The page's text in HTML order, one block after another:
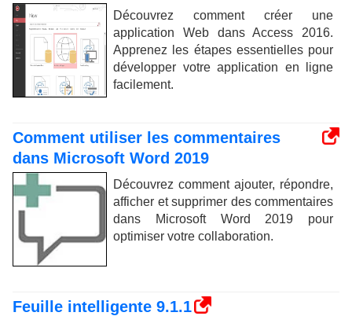
Découvrez comment créer une
application Web dans Access 2016.
Apprenez les étapes essentielles pour
développer votre application en ligne
facilement.
Comment utiliser les commentaires
dans Microsoft Word 2019
Découvrez comment ajouter, répondre,
afficher et supprimer des commentaires
dans Microsoft Word 2019 pour
optimiser votre collaboration.
Feuille intelligente 9.1.1